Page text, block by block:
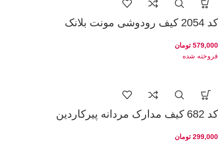
کد 2054 کیف رودوشی مونت بلانک
579,000 تومان
فروخته شده
کد 682 کیف مدارک مردانه پیرکاردین
299,000 تومان